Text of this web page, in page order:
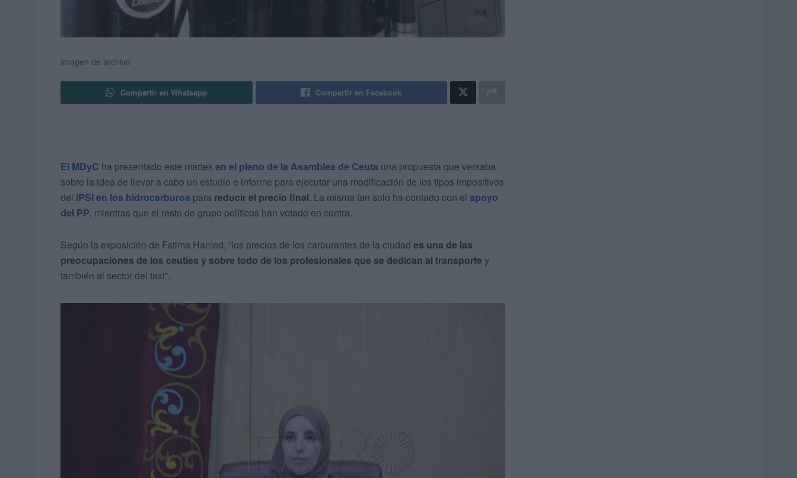
Imagen de archivo
Compartir en Whatsapp Compartir en Facebook
El MDyC ha presentado este martes en el pleno de la Asamblea de Ceuta una propuesta que versaba
sobre la idea de llevar a cabo un estudio e informe para ejecutar una modificación de los tipos impositivos
del IPSI en los hidrocarburos para reducir el precio final. La misma tan solo ha contado con el apoyo
del PP, mientras que el resto de grupo políticos han votado en contra.
Según la exposición de Fatima Hamed, “los precios de los carburantes de la ciudad es una de las
preocupaciones de los ceutíes y sobre todo de los profesionales que se dedican al transporte y
también al sector del taxi”.